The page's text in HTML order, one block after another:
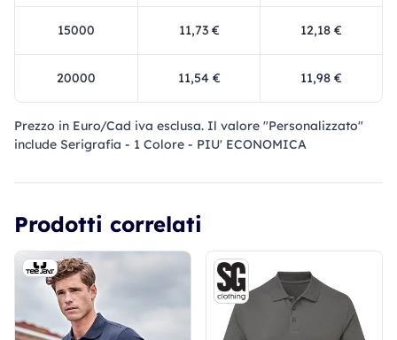
15000 11,73 € 12,18 €
20000 11,54 € 11,98 €
Prezzo in Euro/Cad iva esclusa. Il valore "Personalizzato"
include Serigrafia - 1 Colore - PIU' ECONOMICA
Prodotti correlati